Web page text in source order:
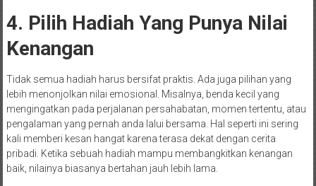
4. Pilih Hadiah Yang Punya Nilai
Kenangan
Tidak semua hadiah harus bersifat praktis. Ada juga pilihan yang
lebih menonjolkan nilai emosional. Misalnya, benda kecil yang
mengingatkan pada perjalanan persahabatan, momen tertentu, atau
pengalaman yang pernah anda lalui bersama. Hal seperti ini sering
kali memberi kesan hangat karena terasa dekat dengan cerita
pribadi. Ketika sebuah hadiah mampu membangkitkan kenangan
baik, nilainya biasanya bertahan jauh lebih lama.